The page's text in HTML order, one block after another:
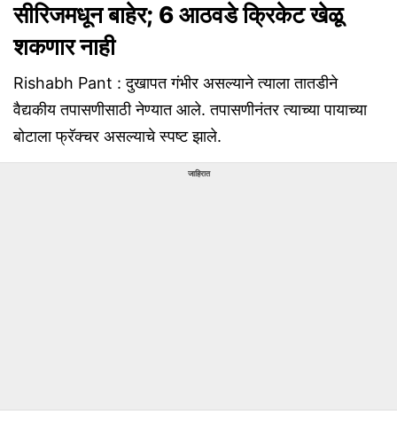
सीरिजमधून बाहेर; 6 आठवडे क्रिकेट खेळू
शकणार नाही
Rishabh Pant : दुखापत गंभीर असल्याने त्याला तातडीने
वैद्यकीय तपासणीसाठी नेण्यात आले. तपासणीनंतर त्याच्या पायाच्या
बोटाला फ्रॅक्चर असल्याचे स्पष्ट झाले.
जाहिरात